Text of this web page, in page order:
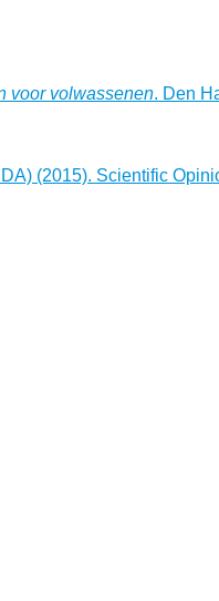
voor volwassenen. Den
(2015). Scientific